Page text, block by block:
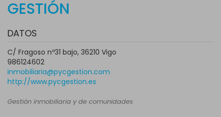
GESTIÓN
DATOS
C/ Fragoso nº31 bajo, 36210 Vigo
986124602
inmobiliaria@pycgestion.com
http://www.pycgestion.es
Gestión inmobiliaria y de comunidades